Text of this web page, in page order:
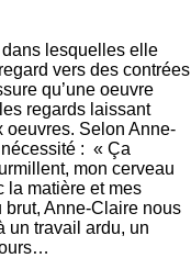
lesquelles elle
vers des contrées
qu’une oeuvre
regards laissant
oeuvres. Selon Anne-
: « Ça
mon cerveau
la matière et mes
brut, Anne-Claire nous
un travail ardu, un